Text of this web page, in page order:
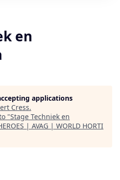
en
applications
Cress.
"Stage Techniek en
| AVAG | WORLD HORTI